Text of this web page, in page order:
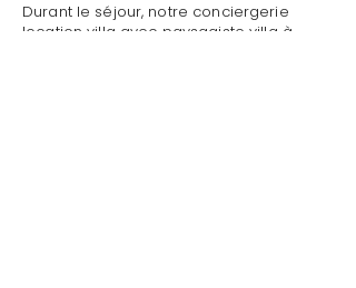
Durant le séjour, notre conciergerie
location villa avec paysagiste villa à